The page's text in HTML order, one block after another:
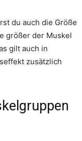
du auch die Größe
größer der Muskel
gilt auch in
zusätzlich